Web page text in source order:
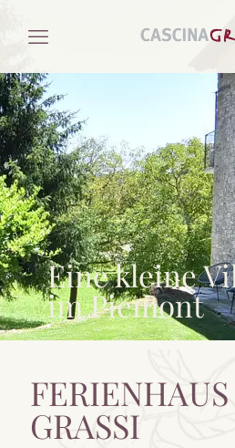
Eine kleine
im Piemont
GRASSI